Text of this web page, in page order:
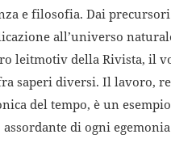
e filosofia. Dai
all’universo
leitmotiv della Rivista, il
saperi diversi. Il lavoro,
del tempo, è un
di ogni egemonia